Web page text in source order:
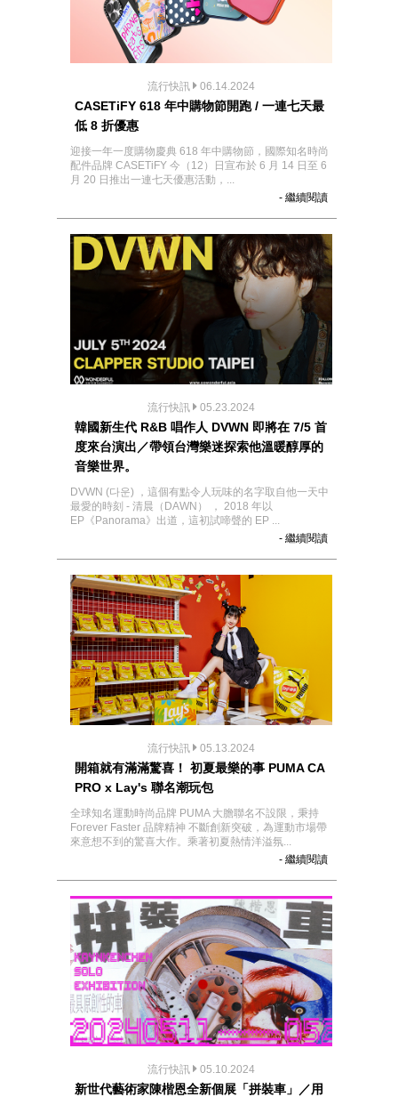
流行快訊 06.14.2024
CASETiFY 618 年中購物節開跑 / 一連七天最
低 8 折優惠
迎接一年一度購物慶典 618 年中購物節，國際知名時尚
配件品牌 CASETiFY 今（12）日宣布於 6 月 14 日至 6
月 20 日推出一連七天優惠活動，...
- 繼續閱讀
流行快訊 05.23.2024
韓國新生代 R&B 唱作人 DVWN 即將在 7/5 首
度來台演出／帶領台灣樂迷探索他溫暖醇厚的
音樂世界。
DVWN (다운) ，這個有點令人玩味的名字取自他一天中
最愛的時刻 - 清晨（DAWN） ， 2018 年以
EP《Panorama》出道，這初試啼聲的 EP ...
- 繼續閱讀
流行快訊 05.13.2024
開箱就有滿滿驚喜！ 初夏最樂的事 PUMA CA
PRO x Lay's 聯名潮玩包
全球知名運動時尚品牌 PUMA 大膽聯名不設限，秉持
Forever Faster 品牌精神 不斷創新突破，為運動市場帶
來意想不到的驚喜大作。乘著初夏熱情洋溢氛...
- 繼續閱讀
流行快訊 05.10.2024
新世代藝術家陳楷恩全新個展「拼裝車」／用